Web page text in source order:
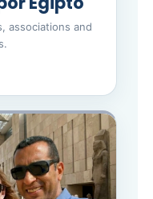
associations and